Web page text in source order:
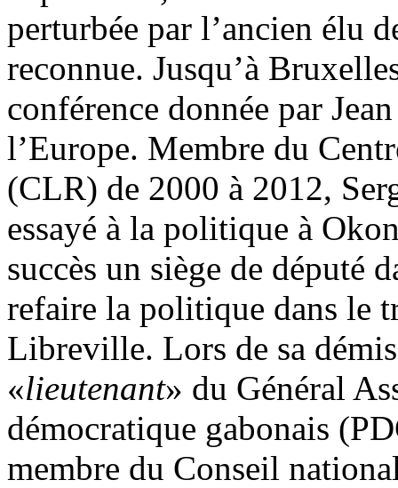
perturbée par l’ancien élu
reconnue. Jusqu’à
conférence donnée par
l’Europe. Membre du
(CLR) de 2000 à 2012,
essayé à la politique à
succès un siège de député
refaire la politique dans le
Libreville. Lors de sa
«lieutenant» du Général
démocratique gabonais
membre du Conseil